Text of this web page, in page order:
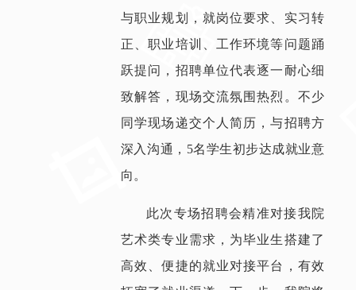
与职业规划，就岗位要求、实习转
正、职业培训、工作环境等问题踊
跃提问，招聘单位代表逐一耐心细
致解答，现场交流氛围热烈。不少
同学现场递交个人简历，与招聘方
深入沟通，5名学生初步达成就业意
向。
此次专场招聘会精准对接我院
艺术类专业需求，为毕业生搭建了
高效、便捷的就业对接平台，有效